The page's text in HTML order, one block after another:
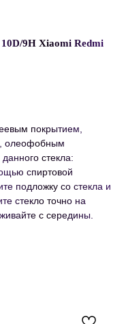
9H Xiaomi Redmi
покрытием,
олеофобным
стекла:
спиртовой
подложку со стекла и
стекло точно на
с середины.